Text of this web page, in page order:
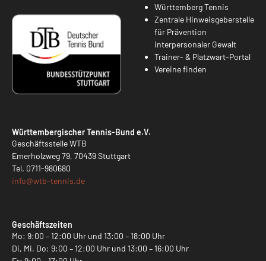
Württemberg Tennis
Zentrale Hinweisgeberstelle
für Prävention
interpersonaler Gewalt
Trainer- & Platzwart-Portal
Vereine finden
Württembergischer Tennis-Bund e.V.
Geschäftsstelle WTB
Emerholzweg 79, 70439 Stuttgart
Tel. 0711-980680
info@wtb-tennis.de
Geschäftszeiten
Mo: 9:00 – 12:00 Uhr und 13:00 – 18:00 Uhr
Di, Mi, Do: 9:00 – 12:00 Uhr und 13:00 – 16:00 Uhr